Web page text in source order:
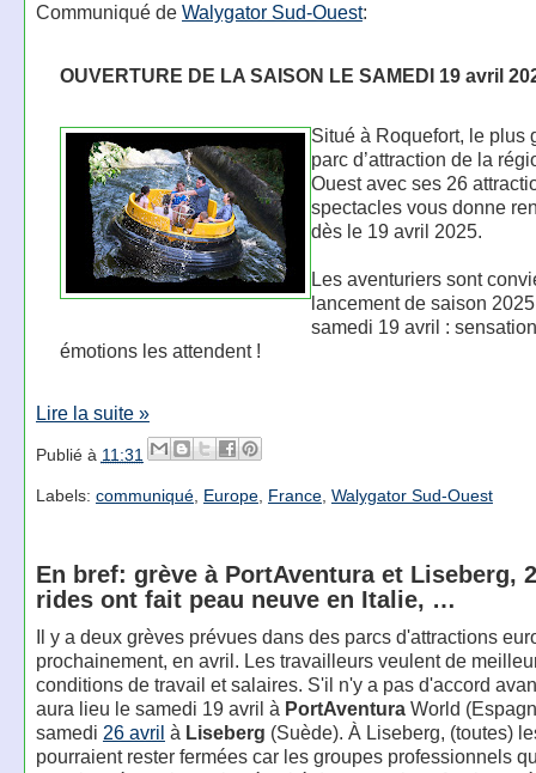
Communiqué de Walygator Sud-Ouest:
OUVERTURE DE LA SAISON LE SAMEDI 19 avril
Situé à Roquefort, le plus
parc d’attraction de la
Ouest avec ses 26
spectacles vous donne
dès le 19 avril 2025.
Les aventuriers sont
lancement de saison
samedi 19 avril :
émotions les attendent !
Lire la suite »
Publié à 11:31
Labels: communiqué, Europe, France, Walygator Sud-Ouest
En bref: grève à PortAventura et Liseberg,
rides ont fait peau neuve en Italie, …
Il y a deux grèves prévues dans des parcs d'attractions
prochainement, en avril. Les travailleurs veulent de
conditions de travail et salaires. S'il n'y a pas d'accord
aura lieu le samedi 19 avril à PortAventuraWorld
samedi 26 avril à Liseberg (Suède). À Liseberg, (toutes)
pourraient rester fermées car les groupes professionnels